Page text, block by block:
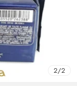
2/2